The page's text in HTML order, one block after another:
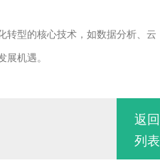
转型的核心技术，如数据分析、云
机遇。
返回
列表